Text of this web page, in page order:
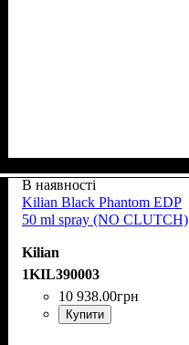
В наявності
Kilian Black Phantom EDP
50 ml spray (NO CLUTCH)
Kilian
1KIL390003
10 938.00грн
Купити